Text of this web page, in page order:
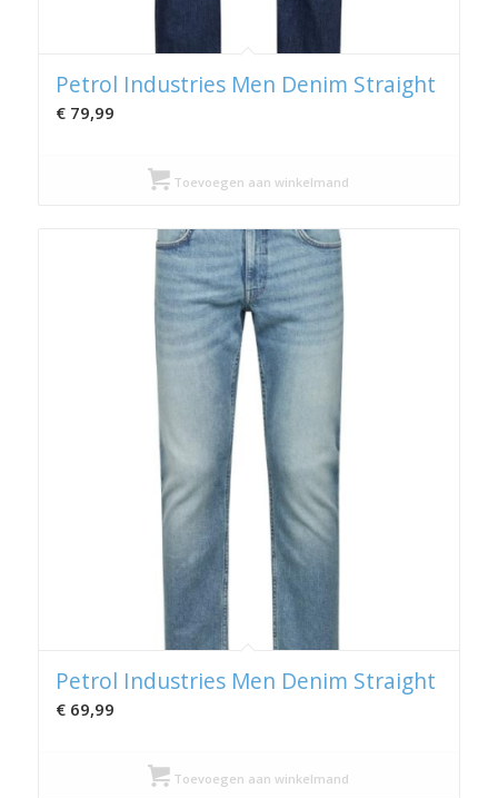
Petrol Industries Men Denim Straight
€79,99
Toevoegen aan winkelmand
Petrol Industries Men Denim Straight
€69,99
Toevoegen aan winkelmand